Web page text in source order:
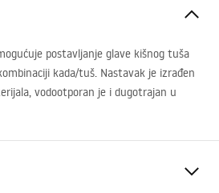
postavljanje glave kišnog tuša
kada/tuš. Nastavak je izrađen
vodootporan je i dugotrajan u